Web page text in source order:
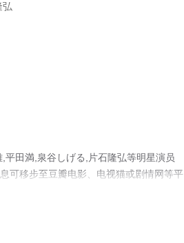
弘
田満,泉谷しげる,片石隆弘等明星演员
可移步至豆瓣电影、电视猫或剧情网等平